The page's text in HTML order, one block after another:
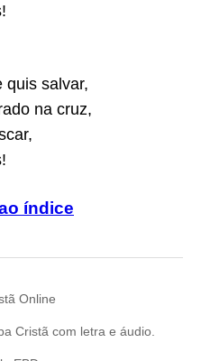
quis salvar,
na cruz,
índice
Online
Cristã com letra e áudio.